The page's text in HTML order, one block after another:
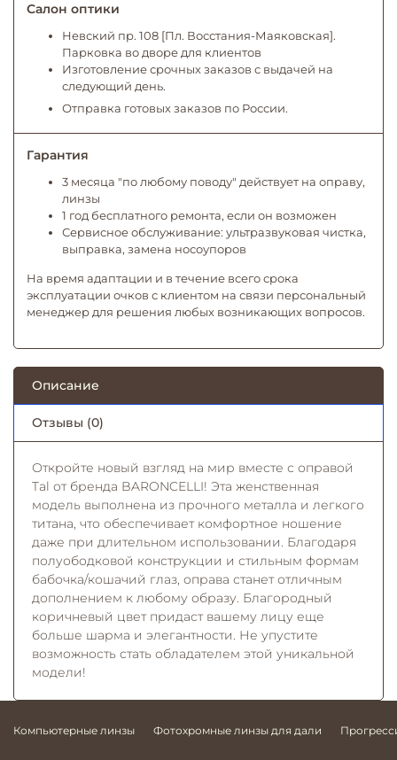
Салон оптики
Невский пр. 108 [Пл. Восстания-Маяковская].
Парковка во дворе для клиентов
Изготовление срочных заказов с выдачей на
следующий день.
Отправка готовых заказов по России.
Гарантия
3 месяца "по любому поводу" действует на оправу,
линзы
1 год бесплатного ремонта, если он возможен
Сервисное обслуживание: ультразвуковая чистка,
выправка, замена носоупоров
На время адаптации и в течение всего срока
эксплуатации очков с клиентом на связи персональный
менеджер для решения любых возникающих вопросов.
Описание
Отзывы (0)
Откройте новый взгляд на мир вместе с оправой
Tal от бренда BARONCELLI! Эта женственная
модель выполнена из прочного металла и легкого
титана, что обеспечивает комфортное ношение
даже при длительном использовании. Благодаря
полуободковой конструкции и стильным формам
бабочка/кошачий глаз, оправа станет отличным
дополнением к любому образу. Благородный
коричневый цвет придаст вашему лицу еще
больше шарма и элегантности. Не упустите
возможность стать обладателем этой уникальной
модели!
Компьютерные линзы Фотохромные линзы для дали